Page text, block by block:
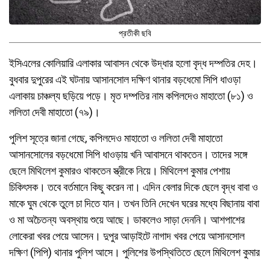
প্রতীকী ছবি
ইসিএলের কোলিয়ারি এলাকার আবাসন থেকে উদ্ধার হলো বৃদ্ধ দম্পতির দেহ।
বুধবার দুপুরের এই ঘটনায় আসানসোল দক্ষিণ থানার বড়ধেমো সিপি ধাওড়া
এলাকায় চাঞ্চল্য ছড়িয়ে পড়ে। মৃত দম্পতির নাম কপিলদেও মাহাতো (৮১) ও
ললিতা দেবী মাহাতো (৭৯)।
পুলিশ সূত্রে জানা গেছে, কপিলদেও মাহাতো ও ললিতা দেবী মাহাতো
আসানসোলের বড়ধেমো সিপি ধাওড়ায় খনি আবাসনে থাকতেন। তাদের সঙ্গে
ছেলে মিথিলেশ কুমারও থাকতেন স্ত্রীকে নিয়ে। মিথিলেশ কুমার পেশায়
চিকিৎসক। তবে বর্তমানে কিছু করেন না। এদিন বেলার দিকে ছেলে বৃদ্ধ বাবা ও
মাকে ঘুম থেকে তুলে চা দিতে যান। তখন তিনি দেখেন ঘরের মধ্যে বিছানায় বাবা
ও মা অচৈতন্য অবস্থায় শুয়ে আছে। ডাকলেও সাড়া দেননি। আশপাশের
লোকেরা খবর পেয়ে আসেন। দুপুর আড়াইটে নাগাদ খবর পেয়ে আসানসোল
দক্ষিণ (পিপি) থানার পুলিশ আসে। পুলিশের উপস্থিতিতে ছেলে মিথিলেশ কুমার